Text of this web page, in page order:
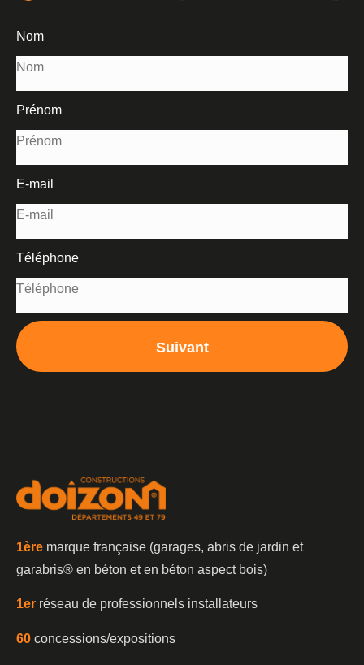
Nom
Prénom
E-mail
Téléphone
Suivant
1ère marque française (garages, abris de jardin et
garabris®️ en béton et en béton aspect bois)
1er réseau de professionnels installateurs
60 concessions/expositions